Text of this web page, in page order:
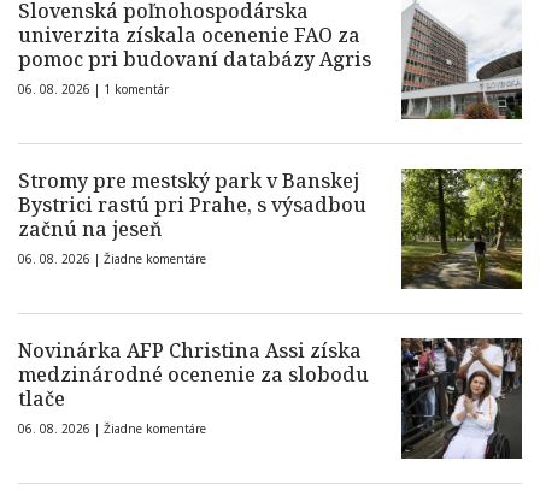
Slovenská poľnohospodárska
univerzita získala ocenenie FAO za
pomoc pri budovaní databázy Agris
06. 08. 2026 | 1 komentár
Stromy pre mestský park v Banskej
Bystrici rastú pri Prahe, s výsadbou
začnú na jeseň
06. 08. 2026 | Žiadne komentáre
Novinárka AFP Christina Assi získa
medzinárodné ocenenie za slobodu
tlače
06. 08. 2026 | Žiadne komentáre